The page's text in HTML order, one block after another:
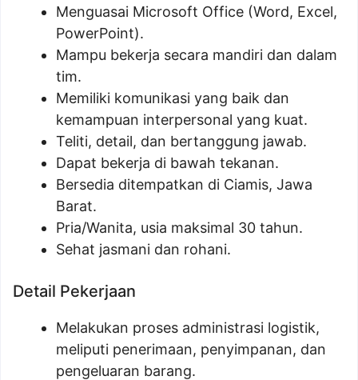
Menguasai Microsoft Office (Word, Excel,
PowerPoint).
Mampu bekerja secara mandiri dan dalam
tim.
Memiliki komunikasi yang baik dan
kemampuan interpersonal yang kuat.
Teliti, detail, dan bertanggung jawab.
Dapat bekerja di bawah tekanan.
Bersedia ditempatkan di Ciamis, Jawa
Barat.
Pria/Wanita, usia maksimal 30 tahun.
Sehat jasmani dan rohani.
Detail Pekerjaan
Melakukan proses administrasi logistik,
meliputi penerimaan, penyimpanan, dan
pengeluaran barang.